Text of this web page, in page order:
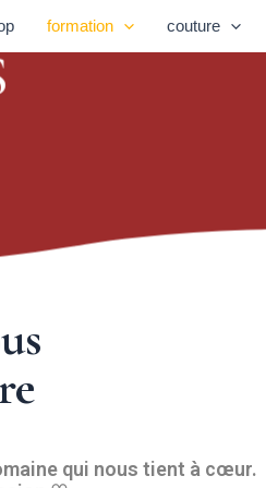
formation couture
qui nous tient à cœur.